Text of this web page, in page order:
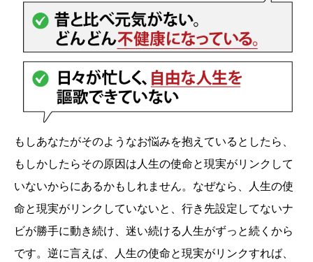
もしあなたがそのようなお悩みを抱えているとしたら、
もしかしたらその原因は人生の使命と現実がリンクして
いないからにあるかもしれません。なぜなら、人生の使
命と現実がリンクしていないと、行き先設定してないナ
ビが勝手に動き続け、迷い続ける人生がずっと続くから
です。逆に言えば、人生の使命と現実がリンクすれば、